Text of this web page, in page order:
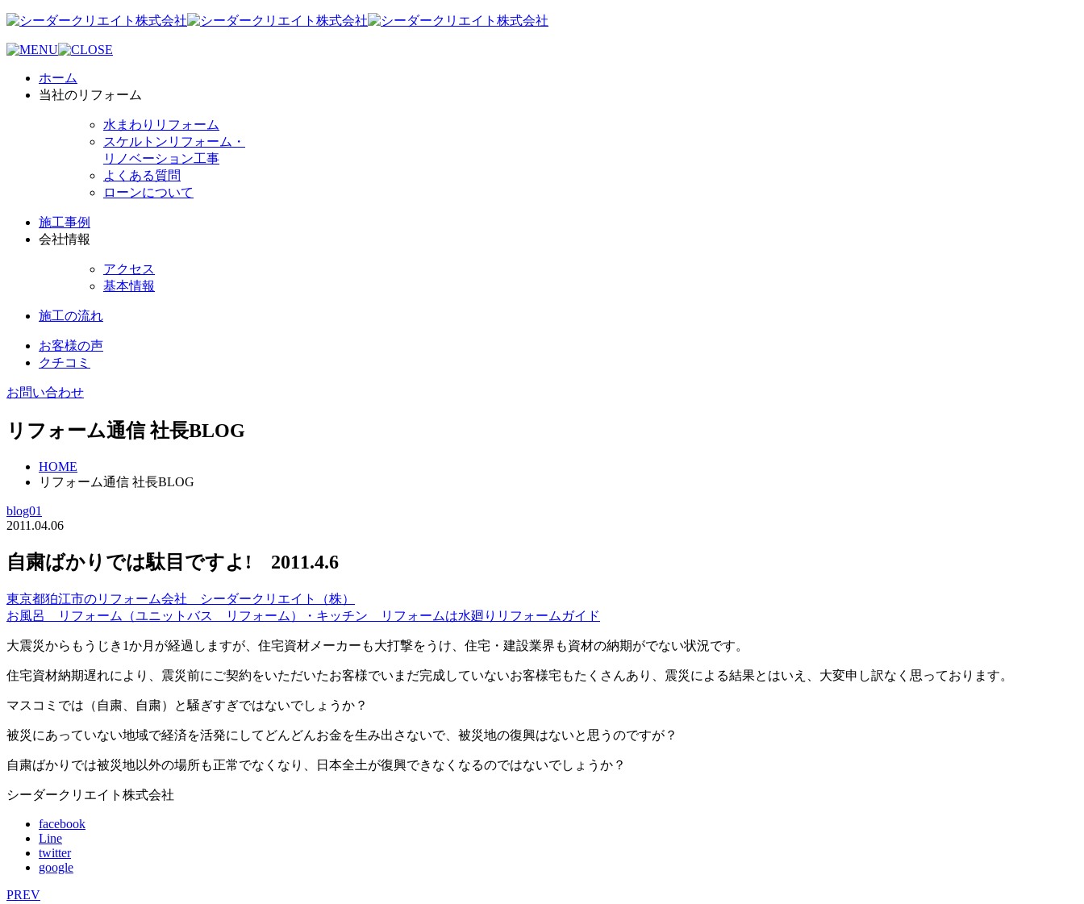
ホーム
当社のリフォーム
水まわりリフォーム
スケルトンリフォーム・
リノベーション工事
よくある質問
ローンについて
施工事例
会社情報
アクセス
基本情報
施工の流れ
お客様の声
クチコミ
お問い合わせ
リフォーム通信 社長BLOG
HOME
リフォーム通信 社長BLOG
blog01
2011.04.06
自粛ばかりでは駄目ですよ! 2011.4.6
東京都狛江市のリフォーム会社 シーダークリエイト（株）
お風呂 リフォーム（ユニットバス リフォーム）・キッチン リフォームは水廻りリフォームガイド
大震災からもうじき1か月が経過しますが、住宅資材メーカーも大打撃をうけ、住宅・建設業界も資材の納期がでない状況です。
住宅資材納期遅れにより、震災前にご契約をいただいたお客様でいまだ完成していないお客様宅もたくさんあり、震災による結果とはいえ、大変申し訳なく思っております。
マスコミでは（自粛、自粛）と騒ぎすぎではないでしょうか？
被災にあっていない地域で経済を活発にしてどんどんお金を生み出さないで、被災地の復興はないと思うのですが？
自粛ばかりでは被災地以外の場所も正常でなくなり、日本全土が復興できなくなるのではないでしょうか？
シーダークリエイト株式会社
facebook
Line
twitter
google
PREV